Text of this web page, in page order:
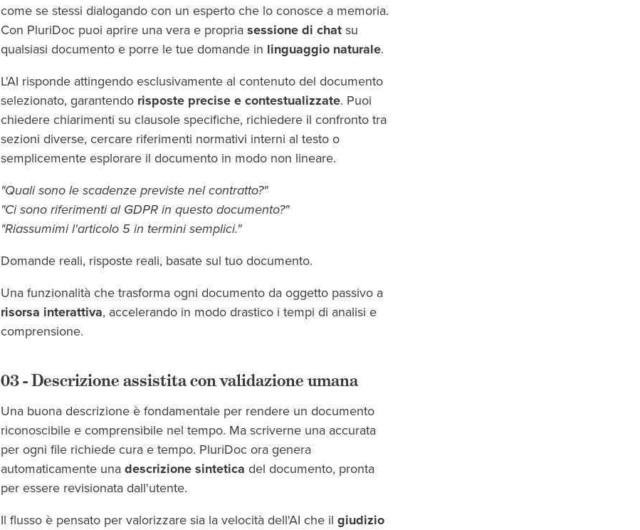
come se stessi dialogando con un esperto che lo conosce a memoria.
Con PluriDoc puoi aprire una vera e propria sessione di chat su
qualsiasi documento e porre le tue domande in linguaggio naturale.
L'AI risponde attingendo esclusivamente al contenuto del documento
selezionato, garantendo risposte precise e contestualizzate. Puoi
chiedere chiarimenti su clausole specifiche, richiedere il confronto tra
sezioni diverse, cercare riferimenti normativi interni al testo o
semplicemente esplorare il documento in modo non lineare.
"Quali sono le scadenze previste nel contratto?"
"Ci sono riferimenti al GDPR in questo documento?"
"Riassumimi l'articolo 5 in termini semplici."
Domande reali, risposte reali, basate sul tuo documento.
Una funzionalità che trasforma ogni documento da oggetto passivo a
risorsa interattiva, accelerando in modo drastico i tempi di analisi e
comprensione.
03 - Descrizione assistita con validazione umana
Una buona descrizione è fondamentale per rendere un documento
riconoscibile e comprensibile nel tempo. Ma scriverne una accurata
per ogni file richiede cura e tempo. PluriDoc ora genera
automaticamente una descrizione sintetica del documento, pronta
per essere revisionata dall'utente.
Il flusso è pensato per valorizzare sia la velocità dell'AI che il giudizio